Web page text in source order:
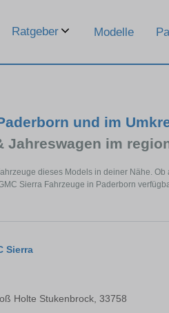
Ratgeber Modelle
und im
Jahreswagen im
dieses Models in deiner Nähe.
Sierra Fahrzeuge in Paderborn
Sierra
Holte Stukenbrock, 33758